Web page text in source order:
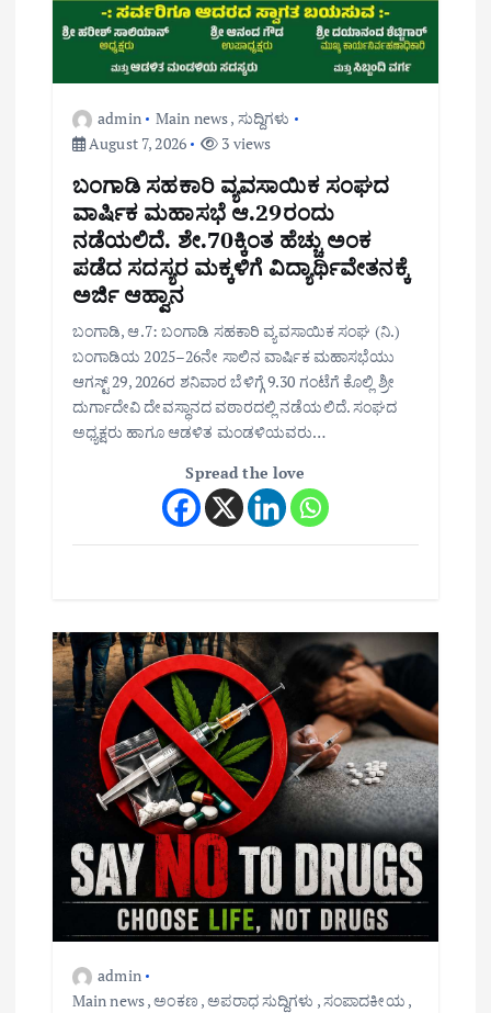
admin Main news, ಸುದ್ದಿಗಳು
August 7, 2026
3 views
ಬಂಗಾಡಿ ಸಹಕಾರಿ ವ್ಯವಸಾಯಿಕ ಸಂಘದ
ವಾರ್ಷಿಕ ಮಹಾಸಭೆ ಆ.29ರಂದು
ನಡೆಯಲಿದೆ. ಶೇ.70ಕ್ಕಿಂತ ಹೆಚ್ಚು ಅಂಕ
ಪಡೆದ ಸದಸ್ಯರ ಮಕ್ಕಳಿಗೆ ವಿದ್ಯಾರ್ಥಿವೇತನಕ್ಕೆ
ಅರ್ಜಿ ಆಹ್ವಾನ
ಬಂಗಾಡಿ, ಆ.7: ಬಂಗಾಡಿ ಸಹಕಾರಿ ವ್ಯವಸಾಯಿಕ ಸಂಘ (ನಿ.)
ಬಂಗಾಡಿಯ 2025–26ನೇ ಸಾಲಿನ ವಾರ್ಷಿಕ ಮಹಾಸಭೆಯು
ಆಗಸ್ಟ್ 29, 2026ರ ಶನಿವಾರ ಬೆಳಿಗ್ಗೆ 9.30 ಗಂಟೆಗೆ ಕೊಲ್ಲಿ ಶ್ರೀ
ದುರ್ಗಾದೇವಿ ದೇವಸ್ಥಾನದ ವಠಾರದಲ್ಲಿ ನಡೆಯಲಿದೆ. ಸಂಘದ
ಅಧ್ಯಕ್ಷರು ಹಾಗೂ ಆಡಳಿತ ಮಂಡಳಿಯವರು…
Spread the love
admin
Main news,ಅಂಕಣ ,ಅಪರಾಧ ಸುದ್ದಿಗಳು ,ಸಂಪಾದಕೀಯ ,